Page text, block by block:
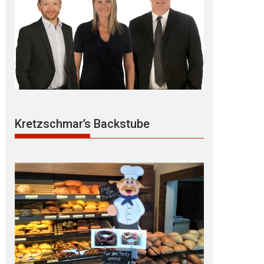
Kretzschmar’s Backstube